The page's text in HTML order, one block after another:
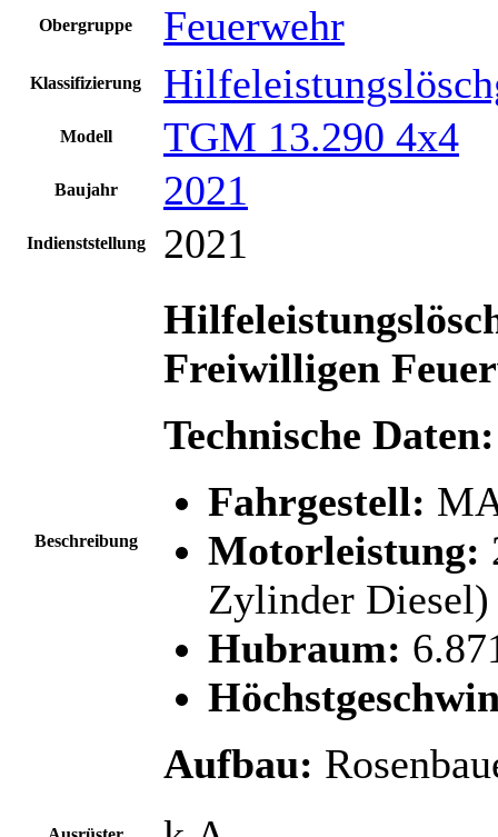
Obergruppe Feuerwehr
Klassifizierung
Modell TGM 13.290 4x4
Baujahr 2021
Indienststellung 2021
Beschreibung
Freiwilligen
Technische Daten:
Fahrgestell:
Motorleistung:
Zylinder Diesel)
Hubraum:
Aufbau: